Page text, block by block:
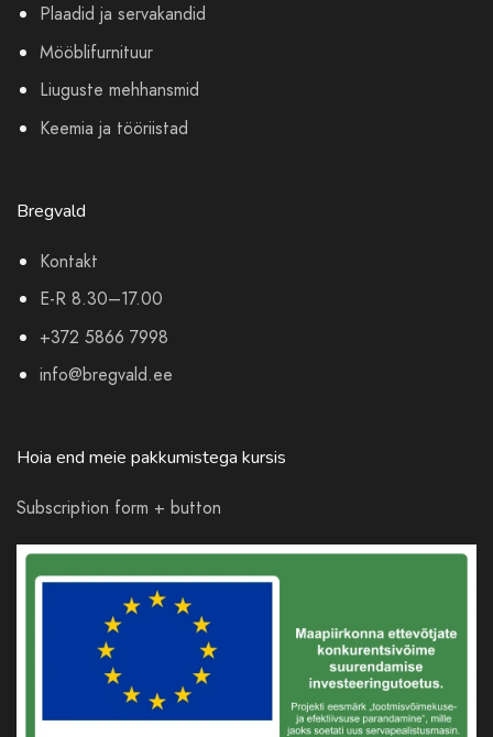
Plaadid ja servakandid
Mööblifurnituur
Liuguste mehhansmid
Keemia ja tööriistad
Bregvald
Kontakt
E-R 8.30–17.00
+372 5866 7998
info@bregvald.ee
Hoia end meie pakkumistega kursis
Subscription form + button